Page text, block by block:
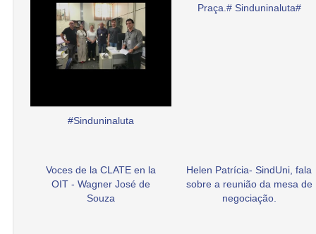
#Sinduninaluta
Praça.# Sinduninaluta#
Voces de la CLATE en la
OIT - Wagner José de
Souza
Helen Patrícia- SindUni, fala
sobre a reunião da mesa de
negociação.